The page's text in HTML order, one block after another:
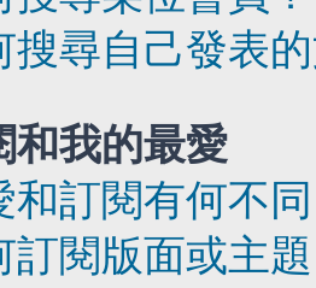
搜尋自己發表
和我的最愛
和訂閱有何不
訂閱版面或主